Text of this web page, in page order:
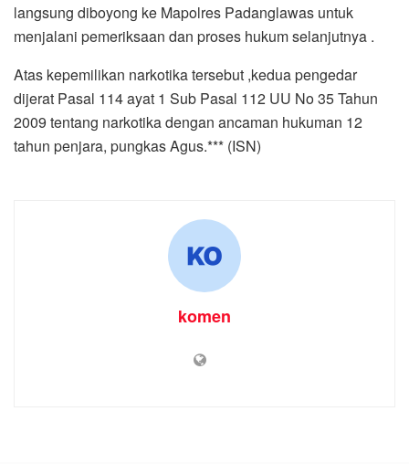
langsung diboyong ke Mapolres Padanglawas untuk
menjalani pemeriksaan dan proses hukum selanjutnya .
Atas kepemilikan narkotika tersebut ,kedua pengedar
dijerat Pasal 114 ayat 1 Sub Pasal 112 UU No 35 Tahun
2009 tentang narkotika dengan ancaman hukuman 12
tahun penjara, pungkas Agus.*** (ISN)
komen